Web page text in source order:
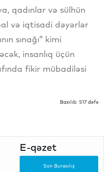
qadınlar və sülhün
və iqtisadi dəyərlər
sınağı” kimi
insanlıq üçün
fikir mübadiləsi
Baxılıb: 517 dəfə
E-qəzet
Son Buraxılış